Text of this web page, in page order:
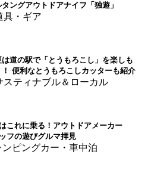
タングアウトドアナイフ「独遊」
具・ギア
は道の駅で「とうもろこし」を楽しも
！ 便利なとうもろこしカッターも紹介
スティナブル＆ローカル
これに乗る！アウトドアメーカー
フの遊びグルマ拝見
ンピングカー・車中泊